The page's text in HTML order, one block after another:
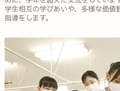
学生相互の学びあいや、多様な価値
指導をします。